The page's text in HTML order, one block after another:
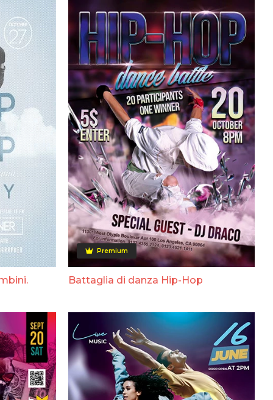
Premium
Battaglia di danza Hip-Hop